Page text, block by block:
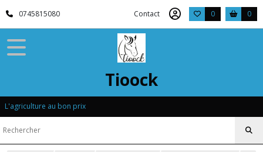
0745815080 Contact 0 0
Tioock
L'agriculture au bon prix